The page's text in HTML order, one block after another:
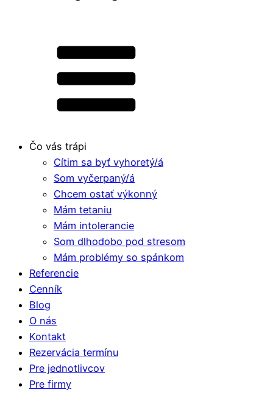
Čo vás trápi
Cítim sa byť vyhoretý/á
Som vyčerpaný/á
Chcem ostať výkonný
Mám tetaniu
Mám intolerancie
Som dlhodobo pod stresom
Mám problémy so spánkom
Referencie
Cenník
Blog
O nás
Kontakt
Rezervácia termínu
Pre jednotlivcov
Pre firmy